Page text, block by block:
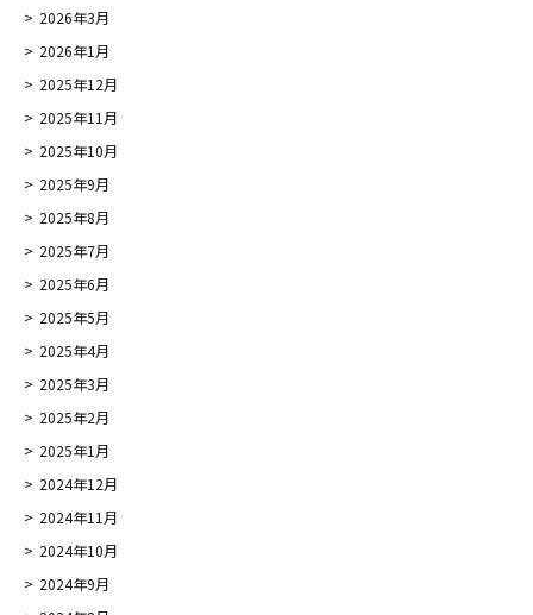
2026年3月
2026年1月
2025年12月
2025年11月
2025年10月
2025年9月
2025年8月
2025年7月
2025年6月
2025年5月
2025年4月
2025年3月
2025年2月
2025年1月
2024年12月
2024年11月
2024年10月
2024年9月